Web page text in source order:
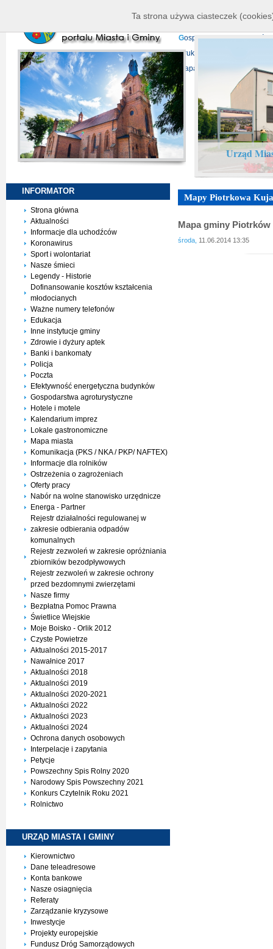
P
rojekty europejskie
Gospodarka
D ruki do pobrania
Mapa serwisu
Urząd
INFORMATOR
Strona główna
Aktualności
Informacje dla uchodźców
Koronawirus
Sport i wolontariat
Nasze śmieci
Legendy - Historie
Dofinansowanie kosztów kształcenia
młodocianych
Ważne numery telefonów
Edukacja
Inne instytucje gminy
Zdrowie i dyżury aptek
Banki i bankomaty
Policja
Poczta
Efektywność energetyczna budynków
Gospodarstwa agroturystyczne
Hotele i motele
Kalendarium imprez
Lokale gastronomiczne
Mapa miasta
Komunikacja (PKS / NKA / PKP/ NAFTEX)
Informacje dla rolników
Ostrzeżenia o zagrożeniach
Oferty pracy
Nabór na wolne stanowisko urzędnicze
Energa - Partner
Rejestr działalności regulowanej w
zakresie odbierania odpadów
komunalnych
Rejestr zezwoleń w zakresie opróżniania
zbiorników bezodpływowych
Rejestr zezwoleń w zakresie ochrony
przed bezdomnymi zwierzętami
Nasze firmy
Bezpłatna Pomoc Prawna
Świetlice Wiejskie
Moje Boisko - Orlik 2012
Czyste Powietrze
Aktualności 2015-2017
Nawałnice 2017
Aktualności 2018
Aktualności 2019
Aktualności 2020-2021
Aktualności 2022
Aktualności 2023
Aktualności 2024
Ochrona danych osobowych
Interpelacje i zapytania
Petycje
Powszechny Spis Rolny 2020
Narodowy Spis Powszechny 2021
Konkurs Czytelnik Roku 2021
Rolnictwo
URZĄD MIASTA I GMINY
Kierownictwo
Dane teleadresowe
Konta bankowe
Nasze osiagnięcia
Referaty
Zarządzanie kryzysowe
Inwestycje
Projekty europejskie
Fundusz Dróg Samorządowych
Mapy Piotrkowa
Mapa gminy
środa, 11.06.2014 13:35
Ta strona używa ciasteczek